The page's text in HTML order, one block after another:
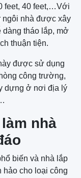
feet, 40 feet,…Với
ngôi nhà được xây
dàng tháo lắp, mở
thuận tiện.
được sử dụng
công trường,
dựng ở nơi địa lý
nhà
biến và nhà lắp
hảo cho loại công